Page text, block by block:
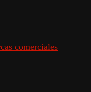
comerciales